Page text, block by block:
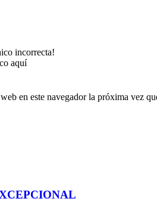
incorrecta!
aquí
en este navegador la próxima vez